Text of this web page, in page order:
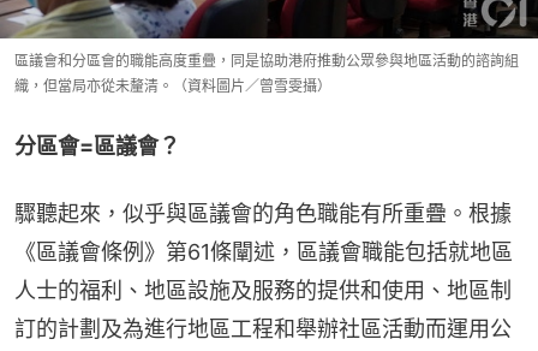
區議會和分區會的職能高度重疊，同是協助港府推動公眾參與地區活動的諮詢組
織，但當局亦從未釐清。（資料圖片／曾雪雯攝）
分區會=區議會？
驟聽起來，似乎與區議會的角色職能有所重疊。根據
《區議會條例》第61條闡述，區議會職能包括就地區
人士的福利、地區設施及服務的提供和使用、地區制
訂的計劃及為進行地區工程和舉辦社區活動而運用公